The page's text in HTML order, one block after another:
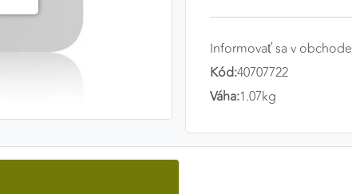
Informovať sa v obchode
Kód:40707722
Váha:1.07kg